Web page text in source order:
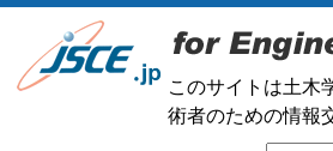
メ
このサイトは土木
術者のための情報